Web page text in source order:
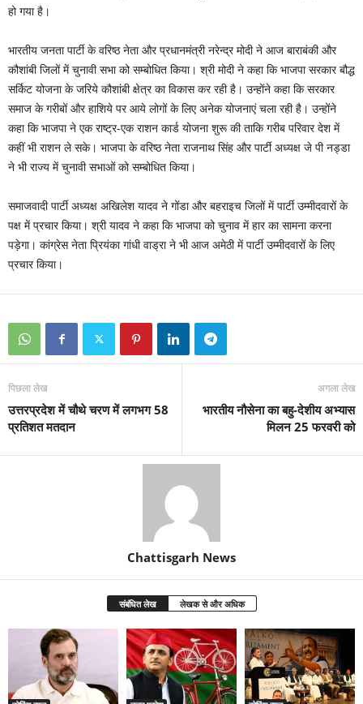
हो गया है।
भारतीय जनता पार्टी के वरिष्‍ठ नेता और प्रधानमंत्री नरेन्‍द्र मोदी ने आज बाराबंकी और
कौशांबी जिलों में चुनावी सभा को सम्‍बोधित किया। श्री मोदी ने कहा कि भाजपा सरकार बौद्ध
सर्किट योजना के जरिये कौशांबी क्षेत्र का विकास कर रही है। उन्‍होंने कहा कि सरकार
समाज के गरीबों और हाशिये पर आये लोगों के लिए अनेक योजनाएं चला रही है। उन्‍होंने
कहा कि भाजपा ने एक राष्‍ट्र-एक राशन कार्ड योजना शुरू की ताकि गरीब परिवार देश में
कहीं भी राशन ले सके। भाजपा के वरिष्‍ठ नेता राजनाथ सिंह और पार्टी अध्‍यक्ष जे पी नड्डा
ने भी राज्‍य में चुनावी सभाओं को सम्‍बोधित किया।
समाजवादी पार्टी अध्‍यक्ष अखिलेश यादव ने गोंडा और बहराइच जिलों में पार्टी उम्‍मीदवारों के
पक्ष में प्रचार किया। श्री यादव ने कहा कि भाजपा को चुनाव में हार का सामना करना
पड़ेगा। कांग्रेस नेता प्रियंका गांधी वाड्रा ने भी आज अमेठी में पार्टी उम्‍मीदवारों के लिए
प्रचार किया।
पिछला लेख
उत्तरप्रदेश में चौथे चरण में लगभग 58
प्रतिशत मतदान
अगला लेख
भारतीय नौसेना का बहु-देशीय अभ्यास
मिलन 25 फरवरी को
Chattisgarh News
संबंधित लेख लेखक से और अधिक